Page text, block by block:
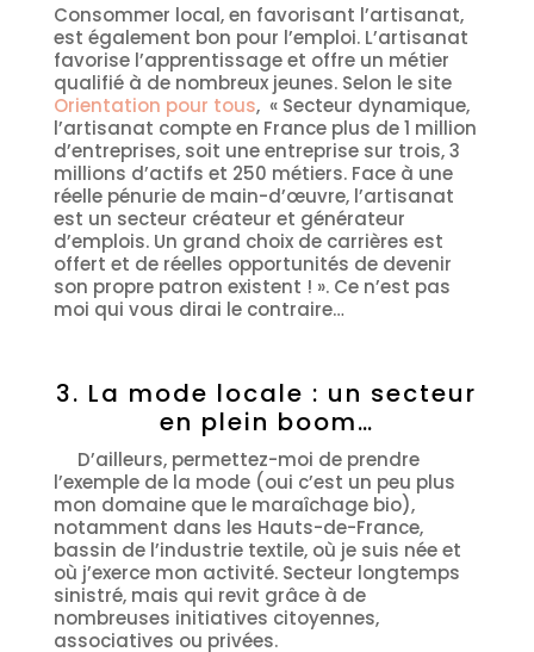
Consommer local, en favorisant l’artisanat,
est également bon pour l’emploi. L’artisanat
favorise l’apprentissage et offre un métier
qualifié à de nombreux jeunes. Selon le site
Orientation pour tous, « Secteur dynamique,
l’artisanat compte en France plus de 1 million
d’entreprises, soit une entreprise sur trois, 3
millions d’actifs et 250 métiers. Face à une
réelle pénurie de main-d’œuvre, l’artisanat
est un secteur créateur et générateur
d’emplois. Un grand choix de carrières est
offert et de réelles opportunités de devenir
son propre patron existent ! ». Ce n’est pas
moi qui vous dirai le contraire…
3. La mode locale : un secteur
en plein boom…
D’ailleurs, permettez-moi de prendre
l’exemple de la mode (oui c’est un peu plus
mon domaine que le maraîchage bio),
notamment dans les Hauts-de-France,
bassin de l’industrie textile, où je suis née et
où j’exerce mon activité. Secteur longtemps
sinistré, mais qui revit grâce à de
nombreuses initiatives citoyennes,
associatives ou privées.